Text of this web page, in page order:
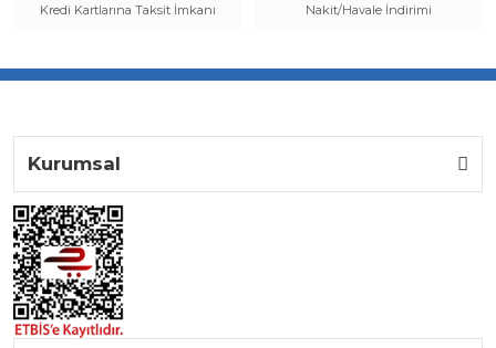
Kredi Kartlarına Taksit İmkanı Nakit/Havale İndirimi
Kurumsal